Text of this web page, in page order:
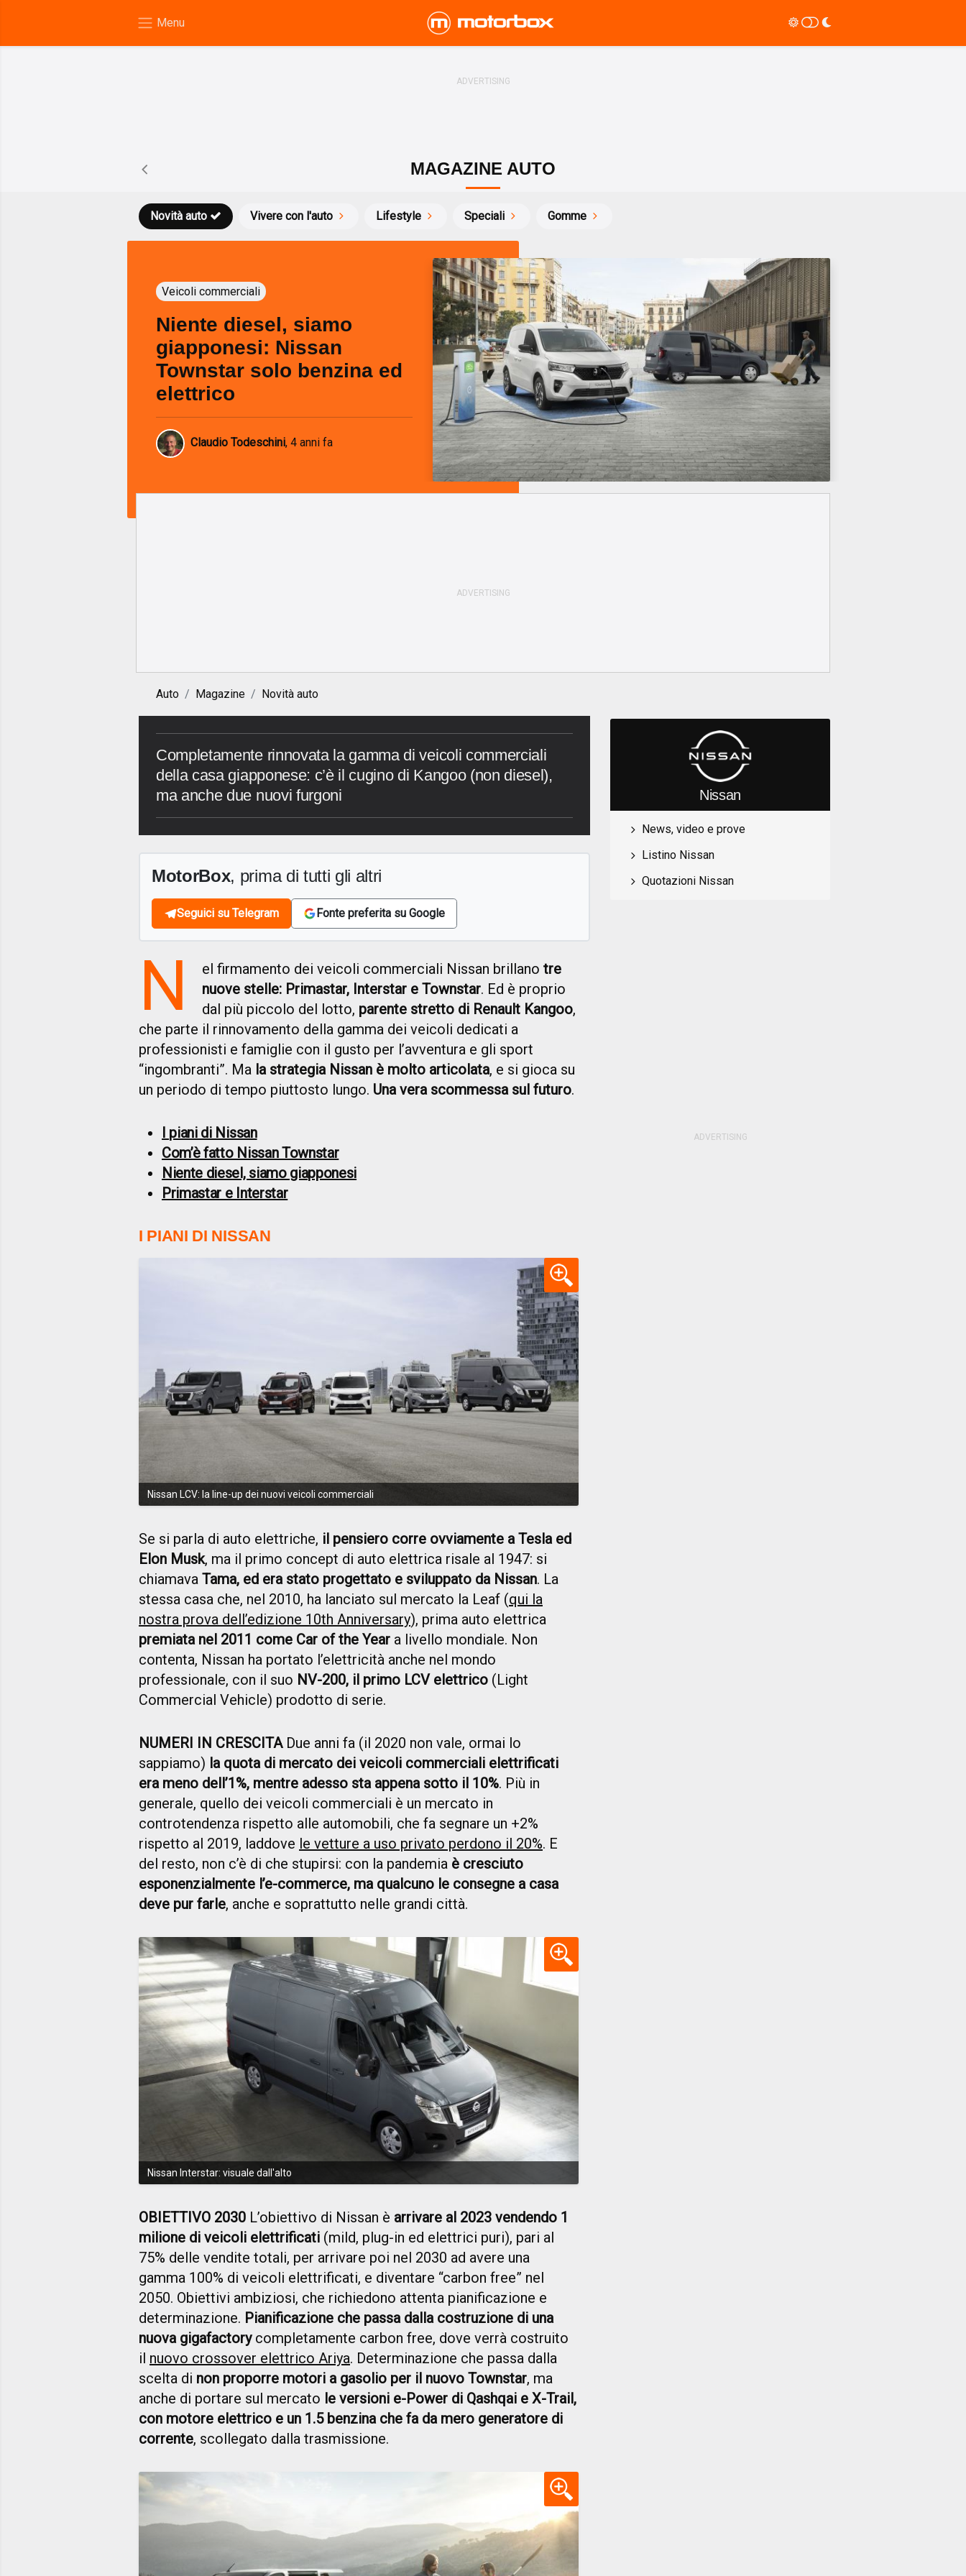
MAGAZINE AUTO
Novità auto Vivere con l'auto Lifestyle Speciali Gomme
Veicoli commerciali
Niente diesel, siamo
giapponesi: Nissan
Townstar solo benzina ed
elettrico
Claudio Todeschini, 4 anni fa
Auto Magazine Novità auto
Completamente rinnovata la gamma di veicoli commerciali
della casa giapponese: c’è il cugino di Kangoo (non diesel),
ma anche due nuovi furgoni
MotorBox, prima di tutti gli altri
Seguici su Telegram Fonte preferita su Google
N el firmamento dei veicoli commerciali Nissan brillanotre
nuove stelle: Primastar, Interstar e Townstar. Ed è proprio
dal più piccolo del lotto, parente stretto di Renault Kangoo,
che parte il rinnovamento della gamma dei veicoli dedicati a
professionisti e famiglie con il gusto per l’avventura e gli sport
“ingombranti”. Ma la strategia Nissan è molto articolata, e si gioca su
un periodo di tempo piuttosto lungo. Una vera scommessa sul futuro.
I piani di Nissan
Com’è fatto Nissan Townstar
Niente diesel, siamo giapponesi
Primastar e Interstar
I PIANI DI NISSAN
Nissan LCV: la line-up dei nuovi veicoli commerciali
Se si parla di auto elettriche, il pensiero corre ovviamente a Tesla ed
Elon Musk, ma il primo concept di auto elettrica risale al 1947: si
chiamava Tama, ed era stato progettato e sviluppato da Nissan. La
stessa casa che, nel 2010, ha lanciato sul mercato la Leaf (qui la
nostra prova dell’edizione 10th Anniversary), prima auto elettrica
premiata nel 2011 come Car of the Year a livello mondiale. Non
contenta, Nissan ha portato l’elettricità anche nel mondo
professionale, con il suo NV-200, il primo LCV elettrico (Light
Commercial Vehicle) prodotto di serie.
NUMERI IN CRESCITADue anni fa (il 2020 non vale, ormai lo
sappiamo) la quota di mercato dei veicoli commerciali elettrificati
era meno dell’1%, mentre adesso sta appena sotto il 10%. Più in
generale, quello dei veicoli commerciali è un mercato in
controtendenza rispetto alle automobili, che fa segnare un +2%
rispetto al 2019, laddove le vetture a uso privato perdono il 20%. E
del resto, non c’è di che stupirsi: con la pandemia è cresciuto
esponenzialmente l’e-commerce, ma qualcuno le consegne a casa
deve pur farle, anche e soprattutto nelle grandi città.
Nissan Interstar: visuale dall'alto
OBIETTIVO 2030 L’obiettivo di Nissan è arrivare al 2023 vendendo 1
milione di veicoli elettrificati (mild, plug-in ed elettrici puri), pari al
75% delle vendite totali, per arrivare poi nel 2030 ad avere una
gamma 100% di veicoli elettrificati, e diventare “carbon free” nel
2050. Obiettivi ambiziosi, che richiedono attenta pianificazione e
determinazione. Pianificazione che passa dalla costruzione di una
nuova gigafactorycompletamente carbon free, dove verrà costruito
il nuovo crossover elettrico Ariya. Determinazione che passa dalla
scelta di non proporre motori a gasolio per il nuovo Townstar, ma
anche di portare sul mercato le versioni e-Power di Qashqai e X-Trail,
con motore elettrico e un 1.5 benzina che fa da mero generatore di
corrente, scollegato dalla trasmissione.
Nissan
News, video e prove
Listino Nissan
Quotazioni Nissan